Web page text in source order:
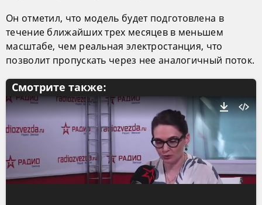
Он отметил, что модель будет подготовлена в
течение ближайших трех месяцев в меньшем
масштабе, чем реальная электростанция, что
позволит пропускать через нее аналогичный поток.
Смотрите также: